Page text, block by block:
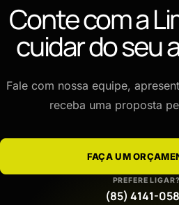
Conte com a
cuidar do seu
Fale com nossa equipe,
receba uma proposta
FAÇA UM
PREFERE LIGAR?
(85) 4141-